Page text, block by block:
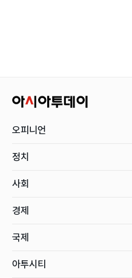
오피니언
정치
사회
경제
국제
아투시티